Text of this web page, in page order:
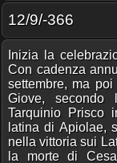
12/9/-366
Inizia la
Con cadenza
settembre, ma
Giove, secondo
Tarquinio Prisco
latina di Apiolae,
nella vittoria sui
la morte di